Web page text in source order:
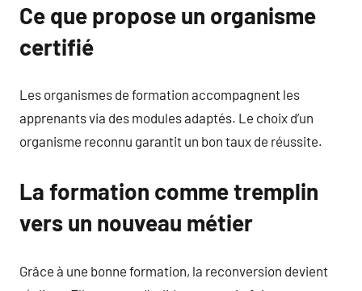
Ce que propose un organisme
certifié
Les organismes de formation accompagnent les
apprenants via des modules adaptés. Le choix d’un
organisme reconnu garantit un bon taux de réussite.
La formation comme tremplin
vers un nouveau métier
Grâce à une bonne formation, la reconversion devient